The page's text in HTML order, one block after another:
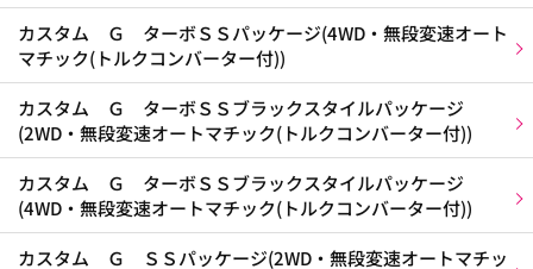
カスタム Ｇ ターボＳＳパッケージ(4WD・無段変速オート
マチック(トルクコンバーター付))
カスタム Ｇ ターボＳＳブラックスタイルパッケージ
(2WD・無段変速オートマチック(トルクコンバーター付))
カスタム Ｇ ターボＳＳブラックスタイルパッケージ
(4WD・無段変速オートマチック(トルクコンバーター付))
カスタム Ｇ ＳＳパッケージ(2WD・無段変速オートマチッ